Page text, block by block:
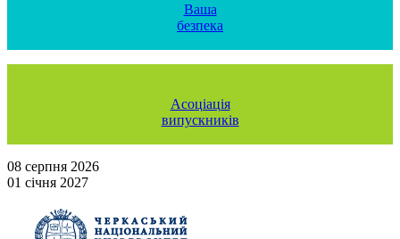
Ваша
безпека
Асоціація
випускників
08 серпня 2026
01 січня 2027